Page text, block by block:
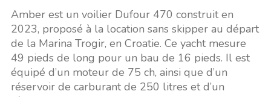
Amber est un voilier Dufour 470 construit en
2023, proposé à la location sans skipper au départ
de la Marina Trogir, en Croatie. Ce yacht mesure
49 pieds de long pour un bau de 16 pieds. Il est
équipé d’un moteur de 75 ch, ainsi que d’un
réservoir de carburant de 250 litres et d’un